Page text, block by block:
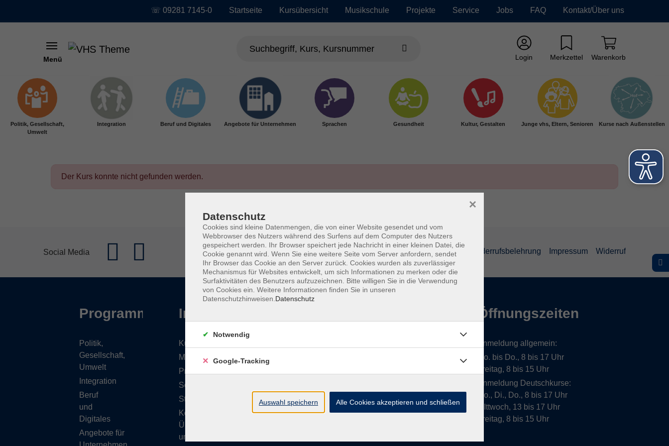
Skip to main content
☏ 09281 7145-0 Startseite Kursübersicht Musikschule Projekte Service Jobs FAQ Kontakt/Über uns
Menü Login Merkzettel Warenkorb
Politik, Gesellschaft,
Umwelt
Integration Beruf und Digitales Angebote für Unternehmen Sprachen Gesundheit Kultur, Gestalten Junge vhs, Eltern, Senioren Kurse nach Außenstellen
Der Kurs konnte nicht gefunden werden.
Social Media AGB Datenschutzerklärung Barrierefreiheitserklärung Widerrufsbelehrung Impressum Widerruf
Programm
Politik,
Gesellschaft,
Umwelt
Integration
Beruf
und
Digitales
Angebote für
Inhalte
Kursübersicht
Musikschule
Projekte
Service
Stellenangebote
Kontakt/
Über
uns
Öffnungszeiten
Anmeldung allgemein:
Mo. bis Do., 8 bis 17 Uhr
Freitag, 8 bis 15 Uhr
Anmeldung Deutschkurse:
Mo., Di., Do., 8 bis 17 Uhr
MIttwoch, 13 bis 17 Uhr
Freitag, 8 bis 15 Uhr
Datenschutz
Cookies sind kleine Datenmengen, die von einer Website gesendet und vom
Webbrowser des Nutzers während des Surfens auf dem Computer des Nutzers
gespeichert werden. Ihr Browser speichert jede Nachricht in einer kleinen Datei, die
Cookie genannt wird. Wenn Sie eine weitere Seite vom Server anfordern, sendet
Ihr Browser das Cookie an den Server zurück. Cookies wurden als zuverlässiger
Mechanismus für Websites entwickelt, um sich Informationen zu merken oder die
Surfaktivitäten des Benutzers aufzuzeichnen. Bitte willigen Sie in die Verwendung
von Cookies ein. Weitere Informationen finden Sie in unseren
Datenschutzhinweisen. Datenschutz
×
Notwendig
Google-Tracking
Auswahl speichern Alle Cookies akzeptieren und schließen